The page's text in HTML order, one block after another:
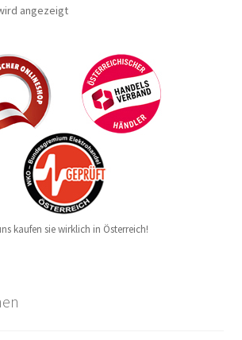
angezeigt
kaufen sie wirklich in Österreich!